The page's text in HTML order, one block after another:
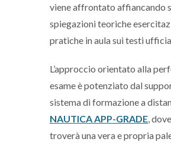
viene affrontato affiancando
spiegazioni teoriche
pratiche in aula sui testi
L’approccio orientato alla
esame è potenziato dal
sistema di formazione a
NAUTICA APP-GRADE ,
troverà una vera e propria